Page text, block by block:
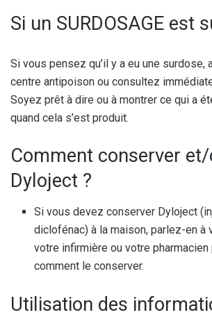
Si un SURDOSAGE est
Si vous pensez qu’il y a eu une surdose,
centre antipoison ou consultez
Soyez prêt à dire ou à montrer ce qui a
quand cela s’est produit.
Comment conserver
Dyloject ?
Si vous devez conserver Dyloject
diclofénac) à la maison, parlez-en à
votre infirmière ou votre pharmacien
comment le conserver.
Utilisation des